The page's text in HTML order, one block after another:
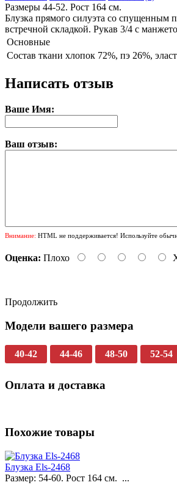
Размеры 44-52. Рост 164 см.
Блузка прямого силуэта со спущенным
встречной складкой. Рукав 3/4 с
Основные
Состав ткани хлопок 72%, пэ 26%,
Написать отзыв
Ваше Имя:
Ваш отзыв:
Внимание: HTML не поддерживается! Используйте
Оценка: Плохо
Продолжить
Модели вашего размера
40-42 44-46 48-50 52-54
Оплата и доставка
Похожие товары
Блузка Els-2468
Размер: 54-60. Рост 164 см. ...